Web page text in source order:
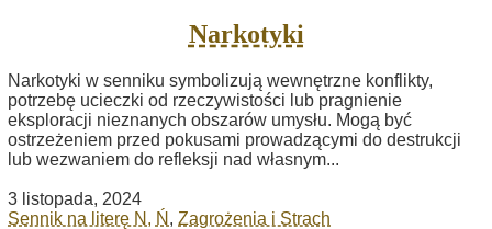
Narkotyki
Narkotyki w senniku symbolizują wewnętrzne konflikty,
potrzebę ucieczki od rzeczywistości lub pragnienie
eksploracji nieznanych obszarów umysłu. Mogą być
ostrzeżeniem przed pokusami prowadzącymi do destrukcji
lub wezwaniem do refleksji nad własnym...
3 listopada, 2024
Sennik na literę N, Ń , Zagrożenia i Strach